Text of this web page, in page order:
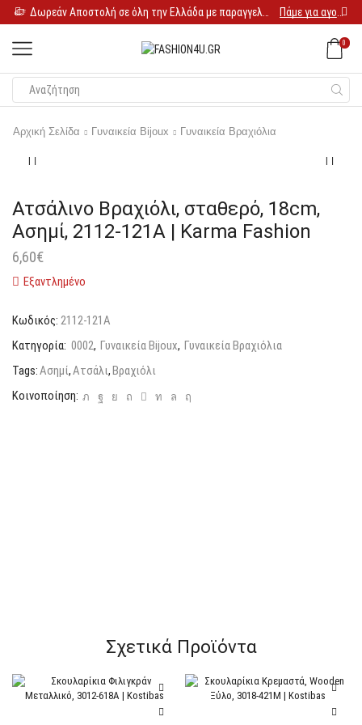
Πάμε για αγορές
0
Αρχική Σελίδα Γυναικεία Bijoux Γυναικεία Βραχιόλια
Ατσάλινο Βραχιόλι, σταθερό, 18cm,
Ασημί, 2112-121A | Karma Fashion
6,60€
Εξαντλημένο
Κωδικός: 2112-121A
Κατηγορία: 0002, Γυναικεία Bijoux, Γυναικεία Βραχιόλια
Tags:Ασημί,Ατσάλι, Βραχιόλι
Κοινοποίηση:
Σχετικά Προϊόντα